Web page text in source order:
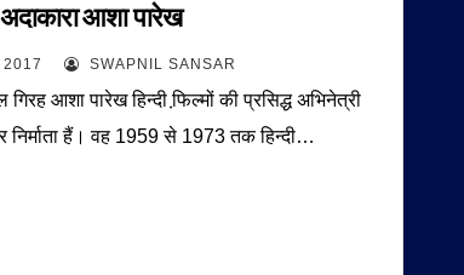
आशा पारेख
2017 SWAPNIL SANSAR
गिरह आशा पारेख हिन्दी फि़ल्मों की प्रसिद्ध अभिनेत्री
निर्माता हैं। वह 1959 से 1973 तक हिन्दी…